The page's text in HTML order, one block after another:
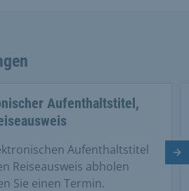
Aufenthaltstitel,
Aufenthaltstitel
Reiseausweis abholen
Sie einen Termin.